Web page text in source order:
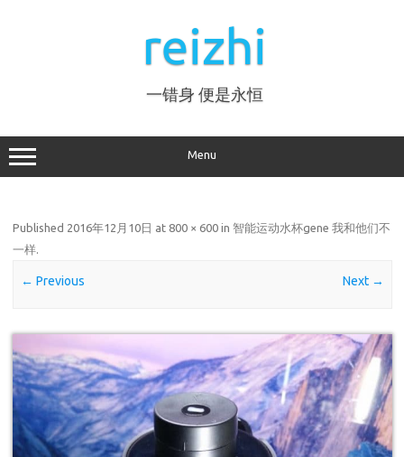
reizhi
一错身 便是永恒
Menu
Published 2016年12月10日 at 800 × 600 in 智能运动水杯gene 我和他们不
一样.
← Previous Next →